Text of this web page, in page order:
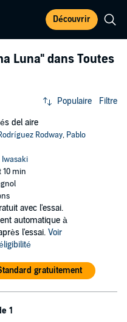
Découvrir
Luna" dans Toutes
Populaire Filtre
del aire
Rodway, Pablo
Iwasaki
10 min
avec l'essai.
automatique à
l'essai. Voir
gratuitement
1